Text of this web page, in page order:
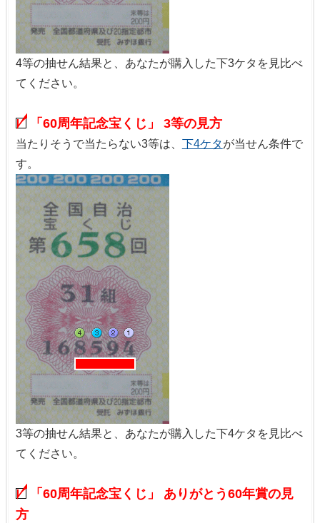
4等の抽せん結果と、あなたが購入した下3ケタを見比べ
てください。
「60周年記念宝くじ」 3等の見方
当たりそうで当たらない3等は、 下4ケタが当せん条件で
す。
3等の抽せん結果と、あなたが購入した下4ケタを見比べ
てください。
「60周年記念宝くじ」 ありがとう60年賞の見
方